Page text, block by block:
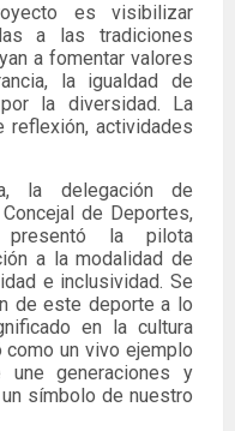
es visibilizar
a las tradiciones
a fomentar valores
la igualdad de
la diversidad. La
reflexión, actividades
la delegación de
de Deportes,
presentó la pilota
a la modalidad de
e inclusividad. Se
de este deporte a lo
en la cultura
como un vivo ejemplo
une generaciones y
símbolo de nuestro